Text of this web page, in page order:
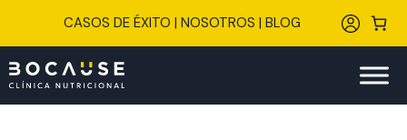
CASOS DE ÉXITO | NOSOTROS | BLOG